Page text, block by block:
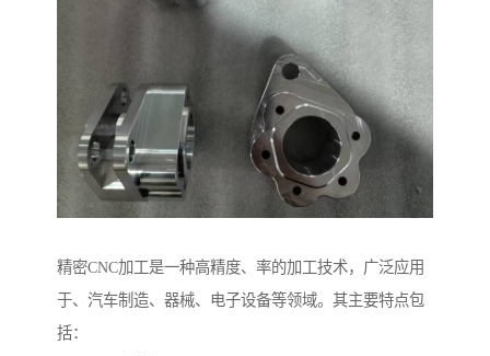
精密CNC加工是一种高精度、率的加工技术，广泛应用
于、汽车制造、器械、电子设备等领域。其主要特点包
括：